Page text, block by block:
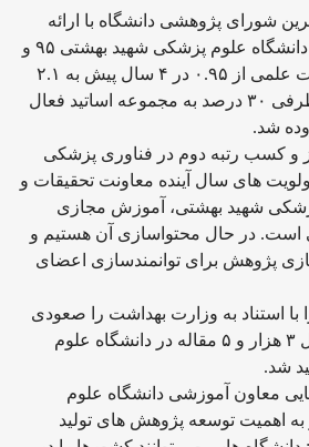
شورای پژوهشی دانشگاه با ارائه
گزارشی گفت: H-index دانشگاه علوم پزشکی شهید بهشتی ۹۵ و
سرانه مقاله به ازای هیات علمی از ۰.۹۵ در ۴ سال پیش به ۲.۱
افزایش یافته است. از طرفی ۳۰ درصد به مجموعه اساتید فعال
شد.
۱۶۲۵ امتیاز و کسب رتبه دوم در فناوری پزشکی
های سال آینده معاونت تحقیقات و
شهید بهشتی، آموزش مجازی
در حال محتواسازی آن هستیم و
پژوهش برای توانمندسازی اعضای
با استناد به وزارت بهداشت را صعودی
اعلام کرد و گفت: امسال ۳ هزار و ۵ مقاله در دانشگاه علوم
شد.
معاون آموزشی دانشگاه علوم
اهمیت توسعه پژوهش های تولید